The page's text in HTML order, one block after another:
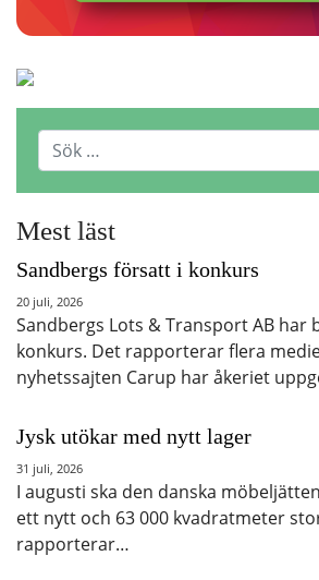
Mest läst
Sandbergs försatt i konkurs
20 juli, 2026
Sandbergs Lots & Transport AB har
konkurs. Det rapporterar flera
nyhetssajten Carup har åkeriet
Jysk utökar med nytt lager
31 juli, 2026
I augusti ska den danska
ett nytt och 63 000 kvadratmeter
rapporterar…